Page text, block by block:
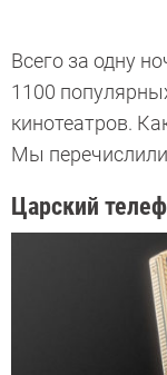
Всего за одну
1100
кинотеатров.
Мы
Царский